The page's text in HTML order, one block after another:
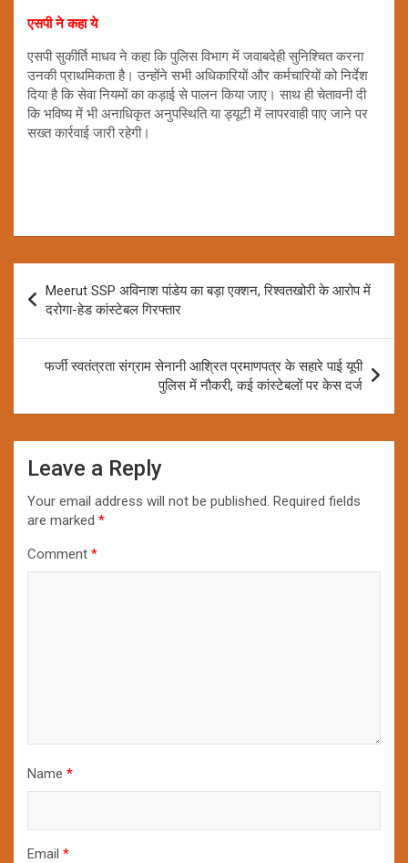
एसपी ने कहा ये
एसपी सुकीर्ति माधव ने कहा कि पुलिस विभाग में जवाबदेही सुनिश्चित करना
उनकी प्राथमिकता है। उन्होंने सभी अधिकारियों और कर्मचारियों को निर्देश
दिया है कि सेवा नियमों का कड़ाई से पालन किया जाए। साथ ही चेतावनी दी
कि भविष्य में भी अनाधिकृत अनुपस्थिति या ड्यूटी में लापरवाही पाए जाने पर
सख्त कार्रवाई जारी रहेगी।
navigation
Meerut SSP अविनाश पांडेय का बड़ा एक्शन, रिश्वतखोरी के आरोप में
दरोगा-हेड कांस्टेबल गिरफ्तार
फर्जी स्वतंत्रता संग्राम सेनानी आश्रित प्रमाणपत्र के सहारे पाई यूपी
पुलिस में नौकरी, कई कांस्टेबलों पर केस दर्ज
Leave a Reply
Your email address will not be published. Required fields
are marked *
Comment *
Name *
Email *